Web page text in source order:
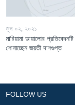
জুন ০২, ২০২১
মারিয়ামা ডায়ালোর
শোনাচ্ছেন জয়তী দাশগুপ্ত
FOLLOW US